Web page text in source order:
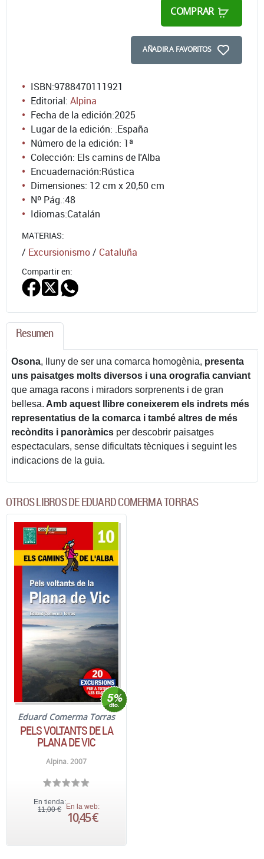
COMPRAR
AÑADIR A FAVORITOS
ISBN:9788470111921
Editorial: Alpina
Fecha de la edición:2025
Lugar de la edición: .España
Número de la edición: 1ª
Colección: Els camins de l'Alba
Encuadernación:Rústica
Dimensiones: 12 cm x 20,50 cm
Nº Pág.:48
Idiomas:Catalán
MATERIAS:
/ Excursionismo/ Cataluña
Compartir en:
Resumen
Osona, lluny de ser una comarca homogènia, presenta
uns paisatges molts diversos i una orografia canviant
que amaga racons i miradors sorprenents i de gran
bellesa. Amb aquest llibre coneixerem els indrets més
representatius de la comarca i també altres de més
recòndits i panoràmics per descobrir paisatges
espectaculars, sense dificultats tècniques i seguint les
indicacions de la guia.
OTROS LIBROS DE EDUARD COMERMA TORRAS
Eduard Comerma Torras
PELS VOLTANTS DE LA
PLANA DE VIC
Alpina. 2007
En tienda:
11,00 € En la web:
10,45 €